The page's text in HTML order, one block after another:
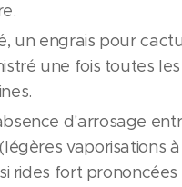
un engrais pour
une fois toutes
d'arrosage
vaporisations
rides fort prononcées